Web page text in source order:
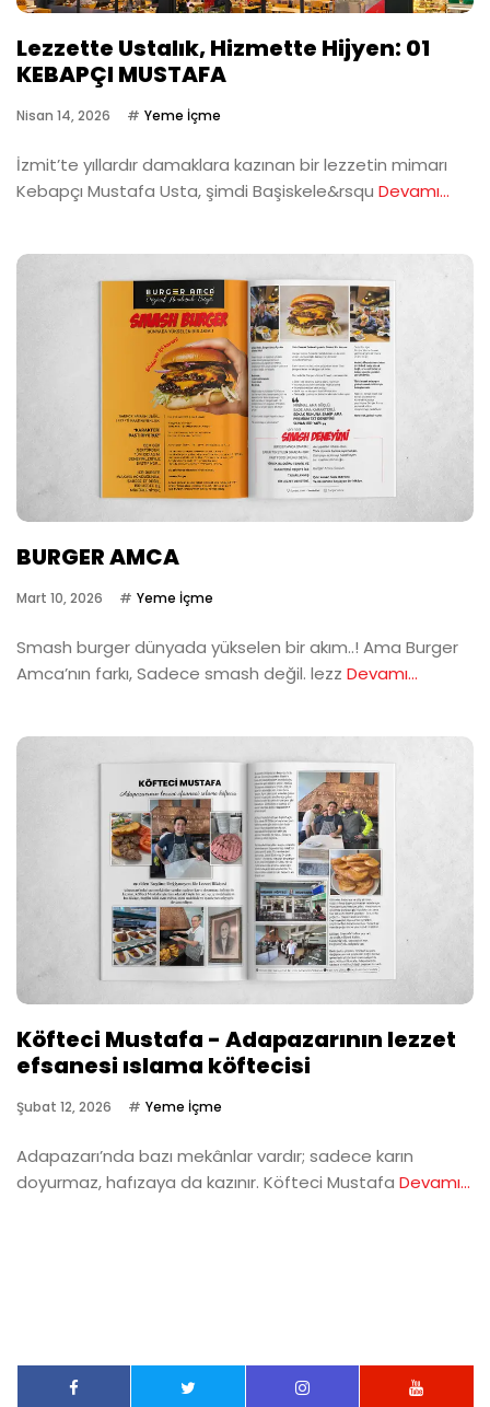
Lezzette Ustalık, Hizmette Hijyen: 01
KEBAPÇI MUSTAFA
Nisan 14, 2026 Yeme İçme
İzmit’te yıllardır damaklara kazınan bir lezzetin mimarı
Kebapçı Mustafa Usta, şimdi Başiskele&rsqu Devamı...
BURGER AMCA
Mart 10, 2026 Yeme İçme
Smash burger dünyada yükselen bir akım..! Ama Burger
Amca’nın farkı, Sadece smash değil. lezz Devamı...
Köfteci Mustafa - Adapazarının lezzet
efsanesi ıslama köftecisi
Şubat 12, 2026 Yeme İçme
Adapazarı’nda bazı mekânlar vardır; sadece karın
doyurmaz, hafızaya da kazınır. Köfteci Mustafa Devamı...